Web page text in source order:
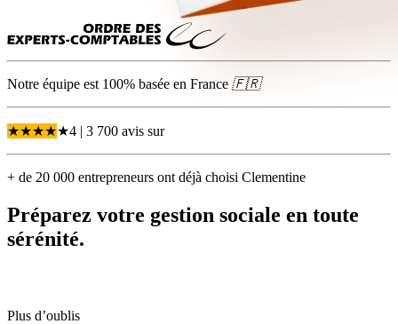
Notre équipe est 100% basée en France 🇫🇷
★★★★★4 | 3 700 avis sur
+ de 20 000 entrepreneurs ont déjà choisi Clementine
Préparez votre gestion sociale en toute
sérénité.
Plus d’oublis